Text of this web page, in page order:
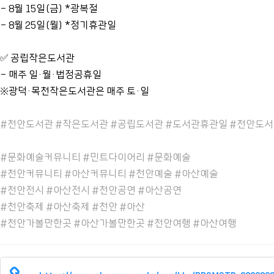
- 8월 15일(금) *광복절
- 8월 25일(월) *정기휴관일
✅ 공립작은도서관
- 매주 일·월·법정공휴일
※광덕·목천작은도서관은 매주 토·일
#천안도서관 #작은도서관 #공립도서관 #도서관휴관일 #천안도서
#문화예술커뮤니티 #민트다이어리 #문화예술
#천안커뮤니티 #아산커뮤니티 #천안예술 #아산예술
#천안전시 #아산전시 #천안공연 #아산공연
#천안축제 #아산축제 #천안 #아산
#천안가볼만한곳 #아산가볼만한곳 #천안여행 #아산여행